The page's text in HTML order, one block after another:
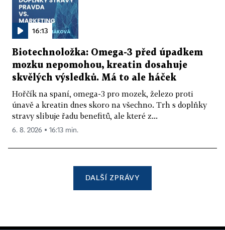
16:13
Biotechnoložka: Omega-3 před úpadkem
mozku nepomohou, kreatin dosahuje
skvělých výsledků. Má to ale háček
Hořčík na spaní, omega-3 pro mozek, železo proti
únavě a kreatin dnes skoro na všechno. Trh s doplňky
stravy slibuje řadu benefitů, ale které z...
6. 8. 2026 ▪ 16:13 min.
DALŠÍ ZPRÁVY